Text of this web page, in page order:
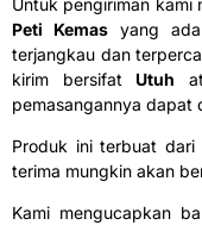
Untuk pengiriman kami
Peti Kemasyang
terjangkau dan
kirim bersifat Utuh
pemasangannya dapat
Produk ini terbuat dari
terima mungkin akan
Kami mengucapkan